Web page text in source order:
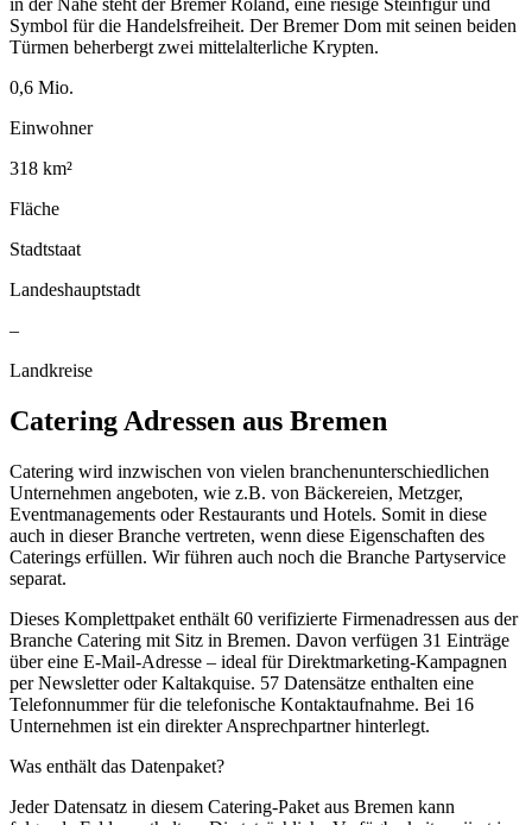
Symbol für die Handelsfreiheit. Der Bremer Dom mit seinen beiden
Türmen beherbergt zwei mittelalterliche Krypten.
0,6 Mio.
Einwohner
318 km²
Fläche
Stadtstaat
Landeshauptstadt
–
Landkreise
Catering Adressen aus Bremen
Catering wird inzwischen von vielen branchenunterschiedlichen
Unternehmen angeboten, wie z.B. von Bäckereien, Metzger,
Eventmanagements oder Restaurants und Hotels. Somit in diese
auch in dieser Branche vertreten, wenn diese Eigenschaften des
Caterings erfüllen. Wir führen auch noch die Branche Partyservice
separat.
Dieses Komplettpaket enthält 60 verifizierte Firmenadressen aus der
Branche Catering mit Sitz in Bremen. Davon verfügen 31 Einträge
über eine E-Mail-Adresse – ideal für Direktmarketing-Kampagnen
per Newsletter oder Kaltakquise. 57 Datensätze enthalten eine
Telefonnummer für die telefonische Kontaktaufnahme. Bei 16
Unternehmen ist ein direkter Ansprechpartner hinterlegt.
Was enthält das Datenpaket?
Jeder Datensatz in diesem Catering-Paket aus Bremen kann